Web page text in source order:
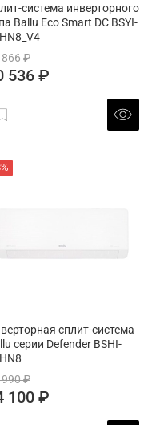
система инверторного
Ballu Eco Smart DC BSYI-
₽
536 ₽
сплит-система
серии Defender BSHI-
₽
100 ₽